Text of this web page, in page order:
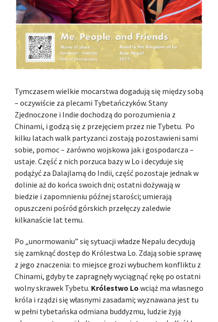
Tymczasem wielkie mocarstwa dogadują się między sobą
– oczywiście za plecami Tybetańczyków. Stany
Zjednoczone i Indie dochodzą do porozumienia z
Chinami, i godzą się z przejęciem przez nie Tybetu. Po
kilku latach walk partyzanci zostają pozostawieni sami
sobie, pomoc – zarówno wojskowa jak i gospodarcza –
ustaje. Część z nich porzuca bazy w Lo i decyduje się
podążyć za Dalajlamą do Indii, część pozostaje jednak w
dolinie aż do końca swoich dni; ostatni dożywają w
biedzie i zapomnieniu późnej starości; umierają
opuszczeni pośród górskich przełęczy zaledwie
kilkanaście lat temu.
Po „unormowaniu” się sytuacji władze Nepalu decydują
się zamknąć dostęp do Królestwa Lo. Zdają sobie sprawę
z jego znaczenia: to miejsce grozi wybuchem konfliktu z
Chinami, gdyby te zapragnęły wyciągnąć rękę po ostatni
wolny skrawek Tybetu. Królestwo Lo wciąż ma własnego
króla i rządzi się własnymi zasadami; wyznawana jest tu
w pełni tybetańska odmiana buddyzmu, ludzie żyją